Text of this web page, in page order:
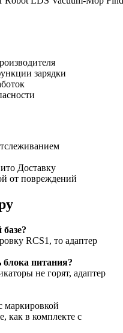
зарядки
Доставку
от повреждений
RCS1, то адаптер
блока питания?
не горят, адаптер
маркировкой
как в комплекте с